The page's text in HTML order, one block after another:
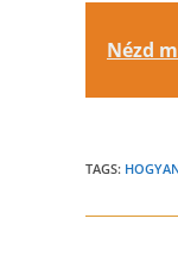
Nézd
TAGS: